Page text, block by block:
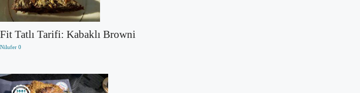
Fit Tatlı Tarifi: Kabaklı Browni
Nilufer 0